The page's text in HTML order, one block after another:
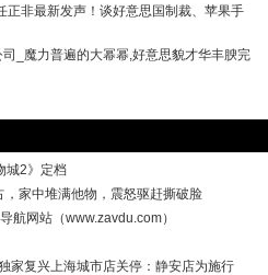
非最新发声！谈好意思国制裁、苹果手
_魔力普遍的大幂幂,好意思貌才华丰腴完
城2》定档
家中堆满他物，震怒驱赶撕破脸
航网站（www.zavdu.com）
家复兴上海城市店关停：静安店为施行